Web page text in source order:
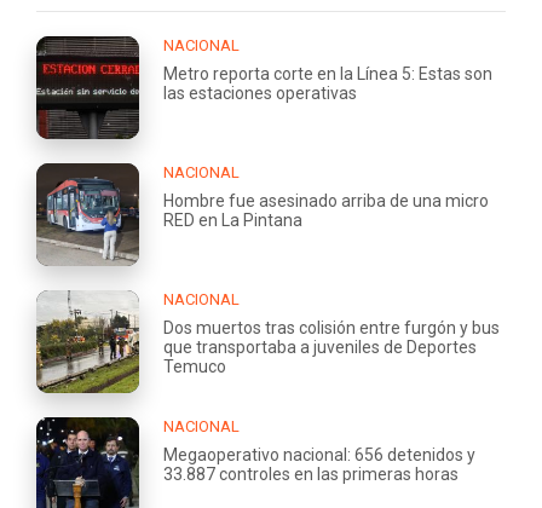
NACIONAL
Metro reporta corte en la Línea 5: Estas son
las estaciones operativas
NACIONAL
Hombre fue asesinado arriba de una micro
RED en La Pintana
NACIONAL
Dos muertos tras colisión entre furgón y bus
que transportaba a juveniles de Deportes
Temuco
NACIONAL
Megaoperativo nacional: 656 detenidos y
33.887 controles en las primeras horas